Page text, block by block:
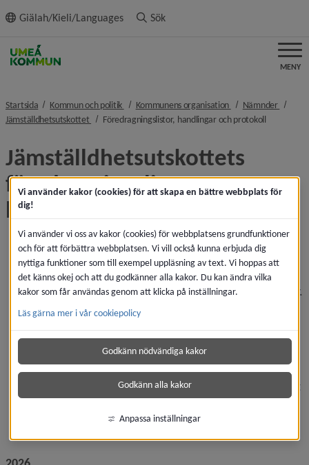
innehållet
Giälah/Kieli/Languages Sök
MENY
Startsida Kommun och politik nivå i brödsmulenavigeringen
Kommunens organisation nivå i
Nämnder nivå i
Jämställdhetsutskottet nivå i brödsmulenavigeringen
Föredragningslistor, handlingar och protokollnivå i
Jämställdhetsutskottets
föredragningslistor,
handlingar och protokoll
Föredragningslistan är en lista över ärenden på ett
möte.
Mötesboken beskriver bakgrund till, beredning av
ärenden och förslag till beslut och ibland ingår bilagor.
Klicka i innehållsförteckningen i mötesboken för att
Protokollet är en sammanställning av beslut på ett
Beslut blir ofta enligt förslag i mötesboken, men inte
alltid. Ett ärende är inte avgjort förrän beslut är fattat
på mötet och protokollet är justerat.
Personuppgifter och uppgifter med sekretess
Vi använder kakor (cookies) för att skapa en bättre webbplats för
dig!
Vi använder vi oss av kakor (cookies) för webbplatsens grundfunktioner
och för att förbättra webbplatsen. Vi vill också kunna erbjuda dig
nyttiga funktioner som till exempel uppläsning av text. Vi hoppas att
det känns okej och att du godkänner alla kakor. Du kan ändra vilka
kakor som får användas genom att klicka på inställningar.
Läs gärna mer i vår cookiepolicy
Godkänn nödvändiga kakor
Godkänn alla kakor
Anpassa inställningar